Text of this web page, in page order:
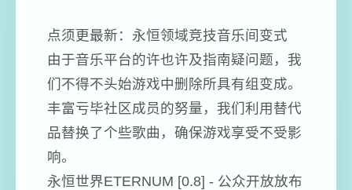
点须更最新：永恒领域竞技音乐间变式
由于音乐平台的许也许及指南疑问题，我
们不得不头始游戏中删除所具有组变成。
丰富亏毕社区成员的努量，我们利用替代
品替换了个些歌曲，确保游戏享受不受影
响。
永恒世界ETERNUM [0.8] - 公众开放放布